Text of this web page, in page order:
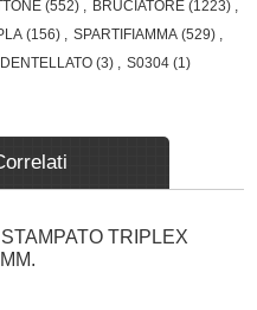
(552) BRUCIATORE (1223)
(156) SPARTIFIAMMA (529)
DENTELLATO (3) S0304 (1)
TRIPLEX